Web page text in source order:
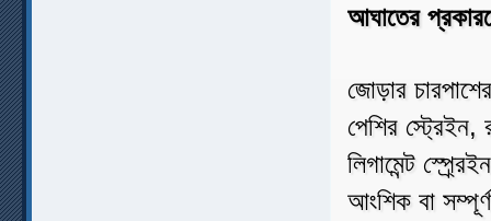
আঘাতের
জোড়ার
পেশির স্ট্রেইন,
লিগামেন্ট
আংশিক বা